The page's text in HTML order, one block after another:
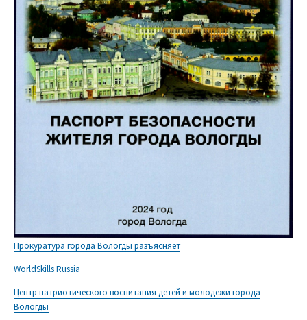
Прокуратура города Вологды разъясняет
WorldSkills Russia
Центр патриотического воспитания детей и молодежи города
Вологды